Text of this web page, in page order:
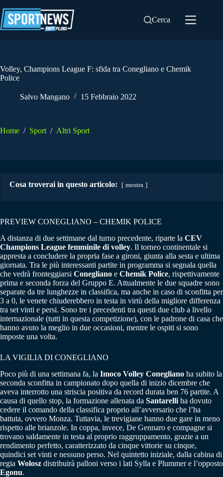
al
contenuto
Cerca
Volley, Champions League F: sfida tra Conegliano e Chemik
Police
Salvo Mangano 15 Febbraio 2022
Home / Sport / Altri Sport
Cosa troverai in questo articolo: mostra
PREVIEW CONEGLIANO – CHEMIK POLICE
A distanza di due settimane dal turno precedente, riparte la CEV
Champions League femminile di volley. Il torneo continentale si
appresta a concludere la propria fase a gironi, giunta alla sesta e ultima
giornata. Tra le più interessanti partite in programma si segnala quella
che vedrà fronteggiarsi Conegliano e Chemik Police, rispettivamente
prima e seconda forza del Gruppo E. Attualmente le due squadre sono
separate da tre lunghezze in classifica, ma anche in caso di sconfitta per
3 a 0, le venete chiuderebbero in testa in virtù della migliore differenza
tra set vinti e persi. Sono tre i precedenti tra questi due club a livello
internazionale (tutti in questa competizione), con le padrone di casa che
hanno avuto la meglio in due occasioni, mentre le ospiti si sono
imposte una volta.
LA VIGILIA DI CONEGLIANO
Poco più di una settimana fa, la Imoco Volley Conegliano ha subito la
seconda sconfitta in campionato dopo quella di inizio dicembre che
aveva interrotto una striscia positiva da record durata ben 76 partite. A
causa di quello stop, la formazione allenata da Santarelli ha dovuto
cedere il comando della classifica proprio all’avversario che l’ha
battuta, ovvero Monza. Tuttavia, le trevigiane hanno due gare in meno
rispetto alle brianzole. In coppa, invece, De Gennaro e compagne si
trovano saldamente in testa al proprio raggruppamento, grazie a un
rendimento perfetto, caratterizzato da cinque vittorie su cinque,
quindici set vinti e nessuno perso. Nel quintetto iniziale, dalla cabina di
regia Wolosz distribuirà palloni verso i lati Sylla e Plummer e l’opposto
Egonu.